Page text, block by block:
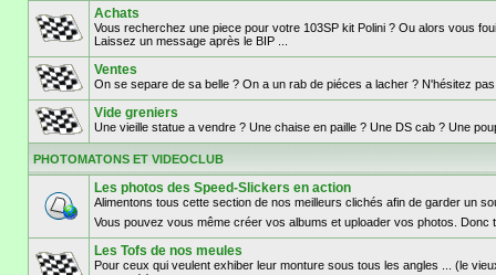
Achats
Vous recherchez une piece pour votre 103SP kit Polini ? Ou alors vous
Laissez un message après le BIP ...
Ventes
On se separe de sa belle ? On a un rab de piéces a lacher ? N'hésitez
Vide greniers
Une vieille statue a vendre ? Une chaise en paille ? Une DS cab ? Une
PHOTOMATONS ET VIDEOCLUB
Les photos des Speed-Slickers en action
Alimentons tous cette section de nos meilleurs clichés afin de garder un
Vous pouvez vous même créer vos albums et uploader vos photos. Donc
Les Tofs de nos meules
Pour ceux qui veulent exhiber leur monture sous tous les angles ... (le